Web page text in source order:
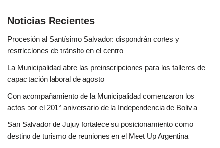
Noticias Recientes
Procesión al Santísimo Salvador: dispondrán cortes y
restricciones de tránsito en el centro
La Municipalidad abre las preinscripciones para los talleres de
capacitación laboral de agosto
Con acompañamiento de la Municipalidad comenzaron los
actos por el 201° aniversario de la Independencia de Bolivia
San Salvador de Jujuy fortalece su posicionamiento como
destino de turismo de reuniones en el Meet Up Argentina